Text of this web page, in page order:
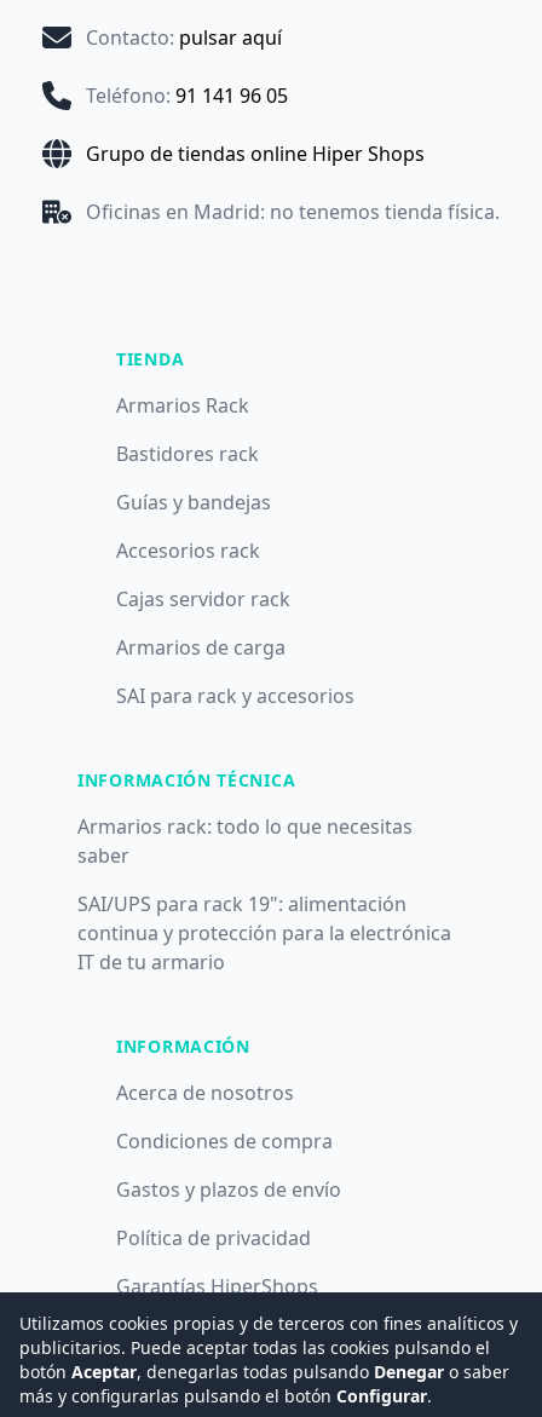
Contacto: pulsar aquí
Teléfono: 91 141 96 05
Grupo de tiendas online Hiper Shops
Oficinas en Madrid: no tenemos tienda física.
TIENDA
Armarios Rack
Bastidores rack
Guías y bandejas
Accesorios rack
Cajas servidor rack
Armarios de carga
SAI para rack y accesorios
INFORMACIÓN TÉCNICA
Armarios rack: todo lo que necesitas
saber
SAI/UPS para rack 19": alimentación
continua y protección para la electrónica
IT de tu armario
INFORMACIÓN
Acerca de nosotros
Condiciones de compra
Gastos y plazos de envío
Política de privacidad
Garantías HiperShops
Política de cookies
Utilizamos cookies propias y de terceros con fines analíticos y
publicitarios. Puede aceptar todas las cookies pulsando el
botón Aceptar, denegarlas todas pulsando Denegar o saber
más y configurarlas pulsando el botón Configurar.